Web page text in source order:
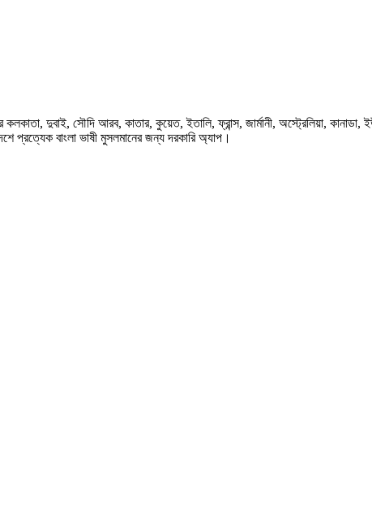
দুবাই, সৌদি আরব, কাতার, কুয়েত, ইতালি, ফ্রান্স, জার্মানী, অস্ট্রেলিয়া, কানাডা,
প্রত্যেক বাংলা ভাষী মুসলমানের জন্য দরকারি অ্যাপ।